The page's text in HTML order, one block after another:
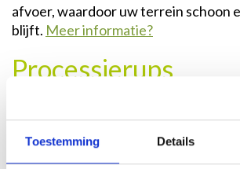
Toestemming Details
afvoer, waardoor uw terrein schoon
blijft. Meer informatie?
Processierups
Laat ons u helpen bij het bestrijden
processierups, een veelvoorkomend
bomen. Onze professionele aanpak
effectieve verwijdering en voorkomt